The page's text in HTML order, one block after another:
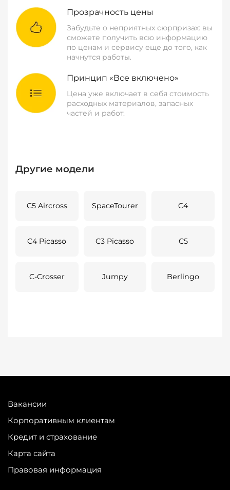
Прозрачность цены
Забудьте о неприятных сюрпризах: вы
сможете получить всю информацию
по ценам и сервису еще до того, как
начнутся работы.
Принцип «Все включено»
Цена уже включает в себя стоимость
расходных материалов, запасных
частей и работ.
Другие модели
C5 Aircross SpaceTourer C4
C4 Picasso C3 Picasso C5
C-Crosser Jumpy Berlingo
Вакансии
Корпоративным клиентам
Кредит и страхование
Карта сайта
Правовая информация